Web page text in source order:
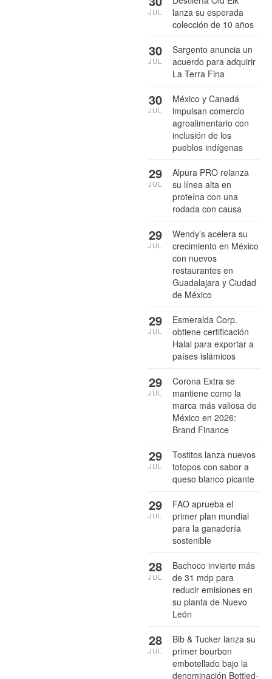
lanza su esperada
colección de 10 años
JUL
Sargento anuncia un
acuerdo para adquirir
La Terra Fina
30
JUL
México y Canadá
impulsan comercio
agroalimentario con
inclusión de los
pueblos indígenas
30
JUL
Alpura PRO relanza
su línea alta en
proteína con una
rodada con causa
29
JUL
Wendy’s acelera su
crecimiento en México
con nuevos
restaurantes en
Guadalajara y Ciudad
de México
29
JUL
Esmeralda Corp.
obtiene certificación
Halal para exportar a
países islámicos
29
JUL
Corona Extra se
mantiene como la
marca más valiosa de
México en 2026:
Brand Finance
29
JUL
Tostitos lanza nuevos
totopos con sabor a
queso blanco picante
29
JUL
FAO aprueba el
primer plan mundial
para la ganadería
sostenible
29
JUL
Bachoco invierte más
de 31 mdp para
reducir emisiones en
su planta de Nuevo
León
28
JUL
Bib & Tucker lanza su
primer bourbon
embotellado bajo la
denominación Bottled-
28
JUL